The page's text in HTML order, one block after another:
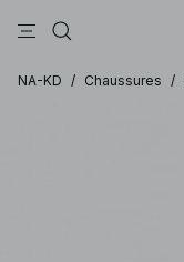
NA-KD / Chaussures /